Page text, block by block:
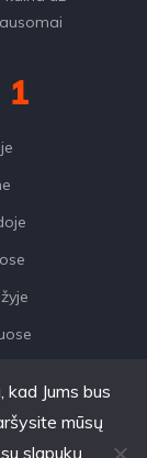
kad Jums bus
mūsų
slapukų